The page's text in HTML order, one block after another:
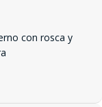
con rosca y